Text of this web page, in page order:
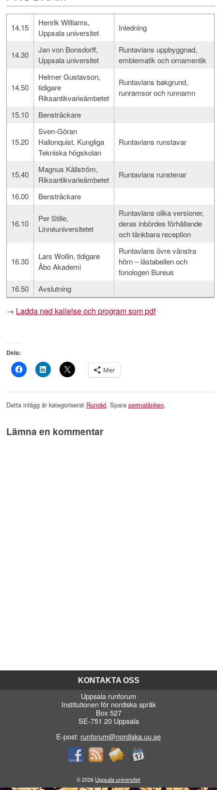
14.15
Henrik Williams,
Uppsala universitet
Inledning
14.30
Jan von Bonsdorff,
Uppsala universitet
Runtavlans uppbyggnad,
emblematik och ornamentik
14.50
Helmer Gustavson,
tidigare
Riksantikvarieämbetet
Runtavlans bakgrund,
runramsor och runnamn
15.10 Bensträckare
15.20
Sven-Göran
Hallonquist, Kungliga
Tekniska högskolan
Runtavlans runstavar
15.40
Magnus Källström,
Riksantikvarieämbetet
Runtavlans runstenar
16.00 Bensträckare
16.10
Per Stille,
Linnéuniversitetet
Runtavlans olika versioner,
deras inbördes förhållande
och tänkbara reception
16.30
Lars Wollin, tidigare
Åbo Akademi
Runtavlans övre vänstra
hörn ‒ lästabellen och
fonologen Bureus
16.50
Avslutning
→ Ladda ned kallelse och program som pdf
Dela:
Mer
Detta inlägg är kategoriserat Runråd. Sparapermalänken.
Lämna en kommentar
KONTAKTA OSS
Uppsala runforum
Institutionen för nordiska språk
Box 527
SE-751 20 Uppsala
E-post: runforum@nordiska.uu.se
© 2026 Uppsala universitet